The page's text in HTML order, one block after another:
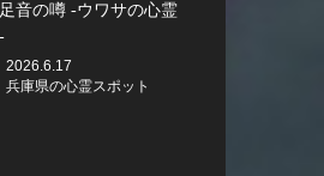
音の噂 -ウワサの心霊
2026.6.17
兵庫県の心霊スポット